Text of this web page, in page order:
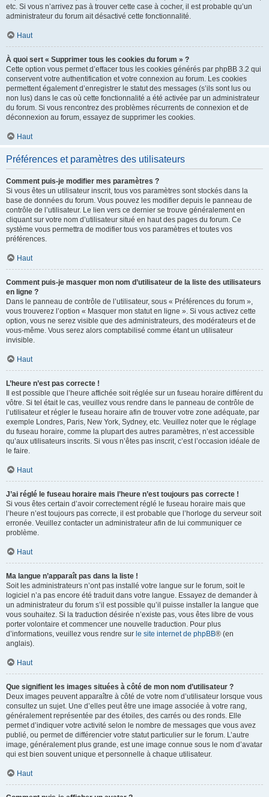
etc. Si vous n’arrivez pas à trouver cette case à cocher, il est probable qu’un
administrateur du forum ait désactivé cette fonctionnalité.
Haut
À quoi sert « Supprimer tous les cookies du forum » ?
Cette option vous permet d’effacer tous les cookies générés par phpBB 3.2 qui
conservent votre authentification et votre connexion au forum. Les cookies
permettent également d’enregistrer le statut des messages (s’ils sont lus ou
non lus) dans le cas où cette fonctionnalité a été activée par un administrateur
du forum. Si vous rencontrez des problèmes récurrents de connexion et de
déconnexion au forum, essayez de supprimer les cookies.
Haut
Préférences et paramètres des utilisateurs
Comment puis-je modifier mes paramètres ?
Si vous êtes un utilisateur inscrit, tous vos paramètres sont stockés dans la
base de données du forum. Vous pouvez les modifier depuis le panneau de
contrôle de l’utilisateur. Le lien vers ce dernier se trouve généralement en
cliquant sur votre nom d’utilisateur situé en haut des pages du forum. Ce
système vous permettra de modifier tous vos paramètres et toutes vos
préférences.
Haut
Comment puis-je masquer mon nom d’utilisateur de la liste des utilisateurs
en ligne ?
Dans le panneau de contrôle de l’utilisateur, sous « Préférences du forum »,
vous trouverez l’option « Masquer mon statut en ligne ». Si vous activez cette
option, vous ne serez visible que des administrateurs, des modérateurs et de
vous-même. Vous serez alors comptabilisé comme étant un utilisateur
invisible.
Haut
L’heure n’est pas correcte !
Il est possible que l’heure affichée soit réglée sur un fuseau horaire différent du
vôtre. Si tel était le cas, veuillez vous rendre dans le panneau de contrôle de
l’utilisateur et régler le fuseau horaire afin de trouver votre zone adéquate, par
exemple Londres, Paris, New York, Sydney, etc. Veuillez noter que le réglage
du fuseau horaire, comme la plupart des autres paramètres, n’est accessible
qu’aux utilisateurs inscrits. Si vous n’êtes pas inscrit, c’est l’occasion idéale de
le faire.
Haut
J’ai réglé le fuseau horaire mais l’heure n’est toujours pas correcte !
Si vous êtes certain d’avoir correctement réglé le fuseau horaire mais que
l’heure n’est toujours pas correcte, il est probable que l’horloge du serveur soit
erronée. Veuillez contacter un administrateur afin de lui communiquer ce
problème.
Haut
Ma langue n’apparaît pas dans la liste !
Soit les administrateurs n’ont pas installé votre langue sur le forum, soit le
logiciel n’a pas encore été traduit dans votre langue. Essayez de demander à
un administrateur du forum s’il est possible qu’il puisse installer la langue que
vous souhaitez. Si la traduction désirée n’existe pas, vous êtes libre de vous
porter volontaire et commencer une nouvelle traduction. Pour plus
d’informations, veuillez vous rendre sur le site internet de phpBB® (en
anglais).
Haut
Que signifient les images situées à côté de mon nom d’utilisateur ?
Deux images peuvent apparaître à côté de votre nom d’utilisateur lorsque vous
consultez un sujet. Une d’elles peut être une image associée à votre rang,
généralement représentée par des étoiles, des carrés ou des ronds. Elle
permet d’indiquer votre activité selon le nombre de messages que vous avez
publié, ou permet de différencier votre statut particulier sur le forum. L’autre
image, généralement plus grande, est une image connue sous le nom d’avatar
qui est bien souvent unique et personnelle à chaque utilisateur.
Haut